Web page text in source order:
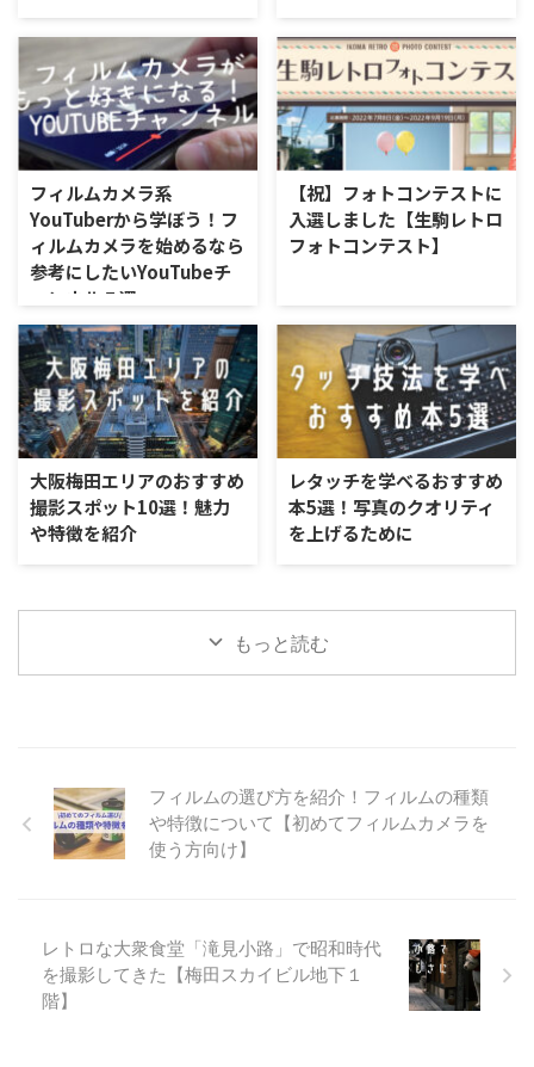
フィルムカメラ系
YouTuberから学ぼう！フ
ィルムカメラを始めるなら
参考にしたいYouTubeチ
ャンネル５選
【祝】フォトコンテストに
入選しました【生駒レトロ
フォトコンテスト】
大阪梅田エリアのおすすめ
撮影スポット10選！魅力
や特徴を紹介
レタッチを学べるおすすめ
本5選！写真のクオリティ
を上げるために
もっと読む
フィルムの選び方を紹介！フィルムの種類
や特徴について【初めてフィルムカメラを
使う方向け】
レトロな大衆食堂「滝見小路」で昭和時代
を撮影してきた【梅田スカイビル地下１
階】